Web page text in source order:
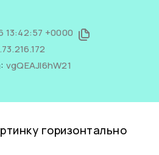
13:42:57 +0000
vgQEAJI6hW21
горизонтально